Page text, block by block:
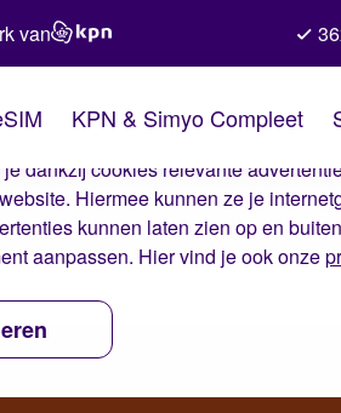
deze cookies zorgen wij ervoor dat
dankzij cookies relevante
Hiermee kunnen ze je
kunnen laten zien op en
aanpassen. Hier vind je ook onze
van
KPN & Simyo Compleet